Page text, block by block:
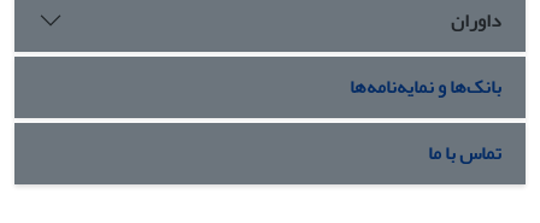
داوران
بانک‌ها و نمایه‌نامه‌ها
تماس با ما